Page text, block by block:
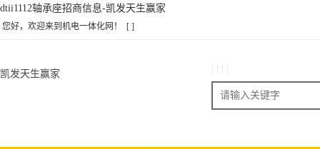
dtii1112轴承座招商信息-凯发天生赢家
您好，欢迎来到机电一体化网！ [ ]
凯发天生赢家
搜索